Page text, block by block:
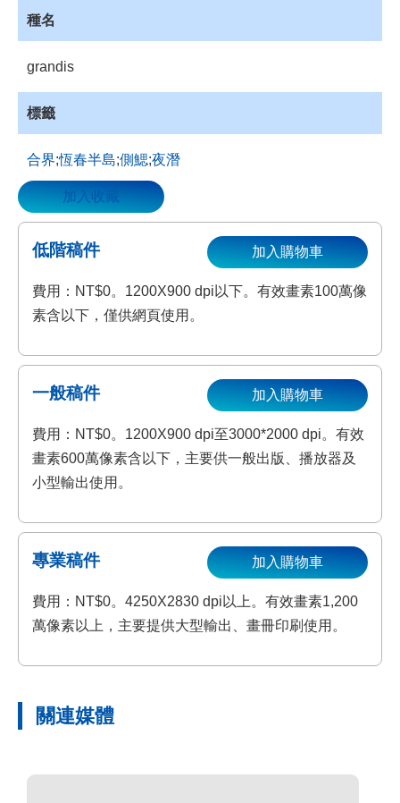
種名
grandis
標籤
合界;恆春半島;側鰓;夜潛
加入收藏
低階稿件
費用：NT$0。1200X900 dpi以下。有效畫素100萬像
素含以下，僅供網頁使用。
加入購物車
一般稿件
費用：NT$0。1200X900 dpi至3000*2000 dpi。有效
畫素600萬像素含以下，主要供一般出版、播放器及
小型輸出使用。
加入購物車
專業稿件
費用：NT$0。4250X2830 dpi以上。有效畫素1,200
萬像素以上，主要提供大型輸出、畫冊印刷使用。
加入購物車
關連媒體